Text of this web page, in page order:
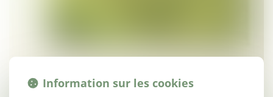
Information sur les cookies